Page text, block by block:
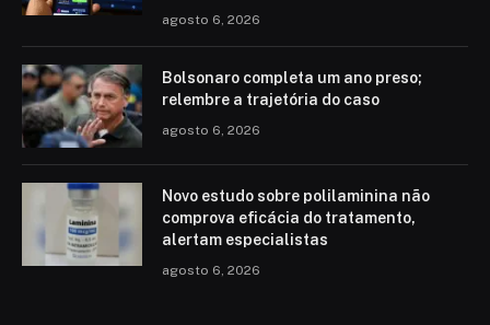
agosto 6, 2026
Bolsonaro completa um ano preso;
relembre a trajetória do caso
agosto 6, 2026
Novo estudo sobre polilaminina não
comprova eficácia do tratamento,
alertam especialistas
agosto 6, 2026